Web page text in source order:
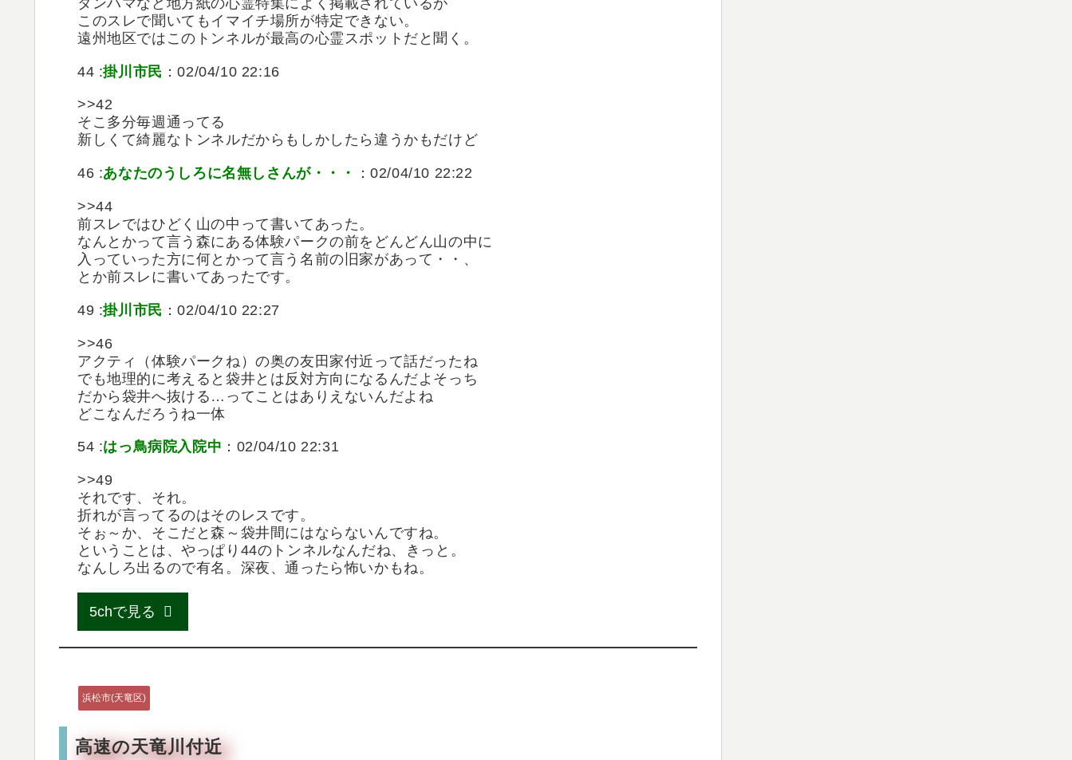
このスレで聞いてもイマイチ場所が特定できない。
遠州地区ではこのトンネルが最高の心霊スポットだと聞く。
44 :掛川市民 ：02/04/10 22:16
>>42
そこ多分毎週通ってる
新しくて綺麗なトンネルだからもしかしたら違うかもだけど
46 :あなたのうしろに名無しさんが・・・ ：02/04/10 22:22
>>44
前スレではひどく山の中って書いてあった。
なんとかって言う森にある体験パークの前をどんどん山の中に
入っていった方に何とかって言う名前の旧家があって・・、
とか前スレに書いてあったです。
49 :掛川市民 ：02/04/10 22:27
>>46
アクティ（体験パークね）の奥の友田家付近って話だったね
でも地理的に考えると袋井とは反対方向になるんだよそっち
だから袋井へ抜ける…ってことはありえないんだよね
どこなんだろうね一体
54 :はっ鳥病院入院中 ：02/04/10 22:31
>>49
それです、それ。
折れが言ってるのはそのレスです。
そぉ～か、そこだと森～袋井間にはならないんですね。
ということは、やっぱり44のトンネルなんだね、きっと。
なんしろ出るので有名。深夜、通ったら怖いかもね。
5chで見る
浜松市(天竜区)
高速の天竜川付近